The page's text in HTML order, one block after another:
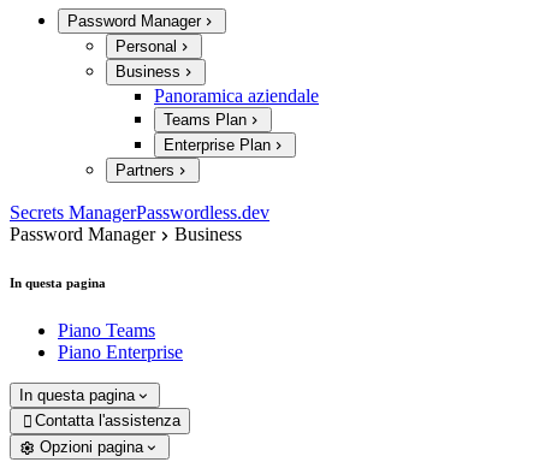
Password Manager
Personal
Business
Panoramica aziendale
Teams Plan
Enterprise Plan
Partners
Secrets ManagerPasswordless.dev
Password Manager
Business
In questa pagina
Piano Teams
Piano Enterprise
In questa pagina
 Contatta l'assistenza
Opzioni pagina